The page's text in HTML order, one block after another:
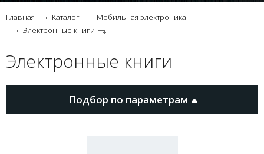
Главная Каталог
Мобильная электроника
Электронные книги
Электронные книги
Подбор по параметрам